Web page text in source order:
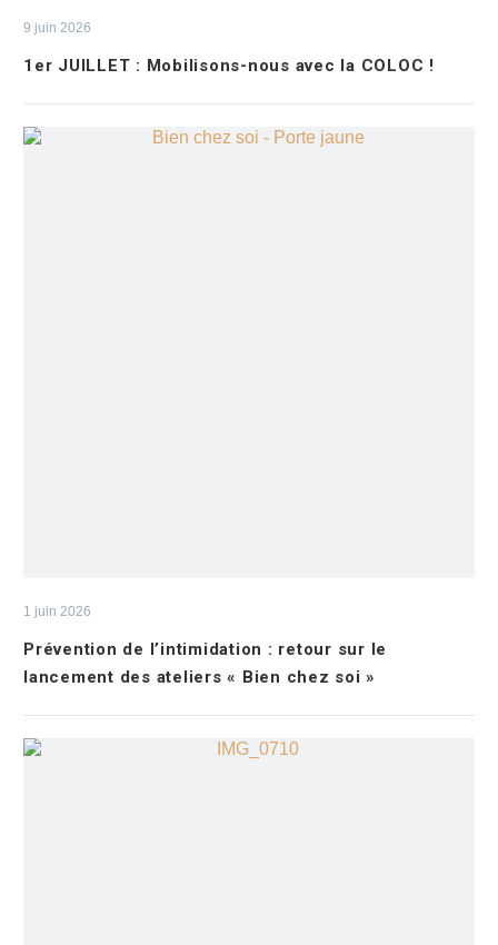
9 juin 2026
1er JUILLET : Mobilisons-nous avec la COLOC !
1 juin 2026
Prévention de l’intimidation : retour sur le
lancement des ateliers « Bien chez soi »